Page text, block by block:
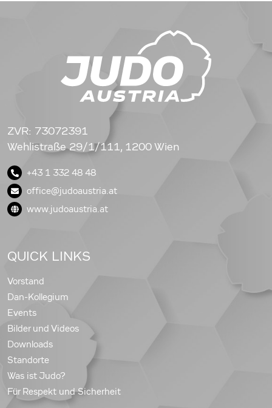
ZVR: 73072391
Wehlistraße 29/1/111, 1200 Wien
+43 1 332 48 48
office@judoaustria.at
www.judoaustria.at
QUICK LINKS
Vorstand
Dan-Kollegium
Events
Bilder und Videos
Downloads
Standorte
Was ist Judo?
Für Respekt und Sicherheit